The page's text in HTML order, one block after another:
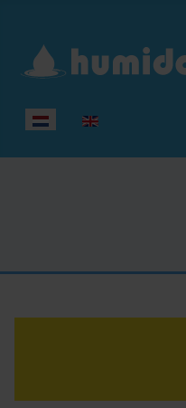
Selecteer de taal